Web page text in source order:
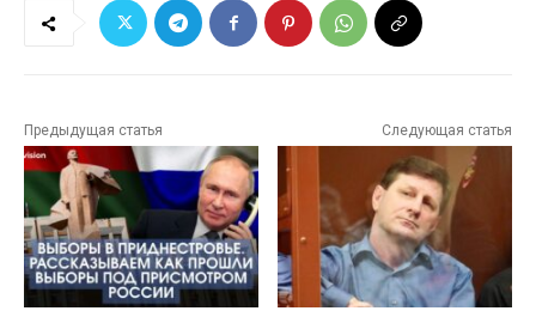
Предыдущая статья Следующая статья